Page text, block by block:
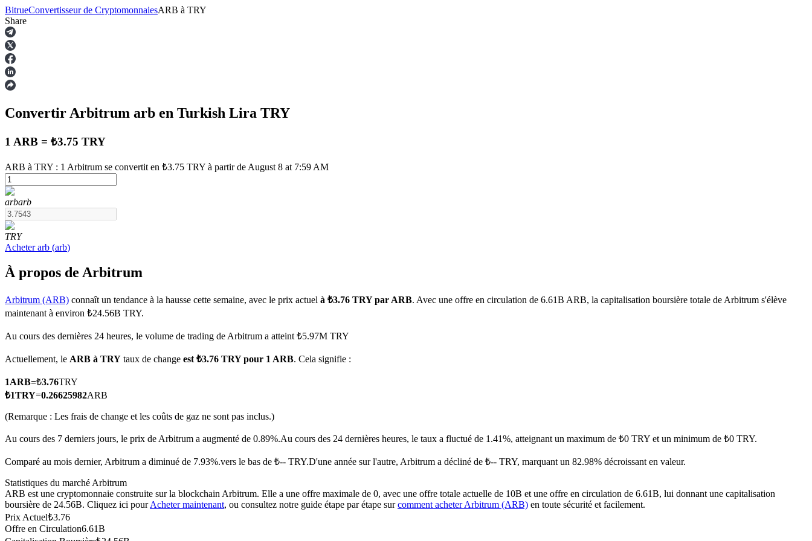
Contrats à terme
Futures utilisant l'USDT comme garantie
TradFi
Produits dérivés sur actions, forex, métaux précieux et matières premières
Futures USDC
BitrueConvertisseur de CryptomonnaiesARB à TRY
Share
Convertir Arbitrum arb en Turkish Lira TRY
1 ARB = ₺3.75 TRY
ARB à TRY : 1 Arbitrum se convertit en ₺3.75 TRY à partir de August 8 at 7:59 AM
arbarb
TRY
Acheter arb (arb)
À propos de Arbitrum
Arbitrum (ARB) connaît un tendance à la hausse cette semaine, avec le prix actuel à ₺3.76 TRY par ARB. Avec une offre en circulation de 6.61B ARB, la capitalisation boursière totale de Arbitrum s'élève
maintenant à environ ₺24.56B TRY.
Au cours des dernières 24 heures, le volume de trading de Arbitrum a atteint ₺5.97M TRY
Actuellement, le ARB à TRY taux de change est ₺3.76 TRY pour 1 ARB. Cela signifie :
1ARB=₺3.76TRY
₺1TRY=0.26625982ARB
(Remarque : Les frais de change et les coûts de gaz ne sont pas inclus.)
Au cours des 7 derniers jours, le prix de Arbitrum a augmenté de 0.89%.Au cours des 24 dernières heures, le taux a fluctué de 1.41%, atteignant un maximum de ₺0 TRY et un minimum de ₺0 TRY.
Comparé au mois dernier, Arbitrum a diminué de 7.93%.vers le bas de ₺-- TRY.D'une année sur l'autre, Arbitrum a décliné de ₺-- TRY, marquant un 82.98% décroissant en valeur.
Statistiques du marché Arbitrum
ARB est une cryptomonnaie construite sur la blockchain Arbitrum. Elle a une offre maximale de 0, avec une offre totale actuelle de 10B et une offre en circulation de 6.61B, lui donnant une capitalisation
boursière de 24.56B. Cliquez ici pourAcheter maintenant, ou consultez notre guide étape par étape surcomment acheter Arbitrum (ARB) en toute sécurité et facilement.
Prix Actuel₺3.76
Offre en Circulation6.61B